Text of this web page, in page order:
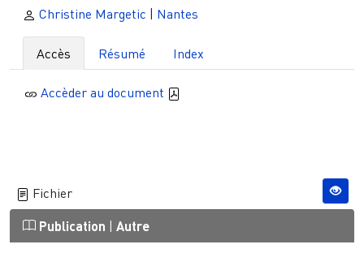
Christine Margetic Nantes
Accès Résumé Index
Accèder au document
Fichier
Publication | Autre